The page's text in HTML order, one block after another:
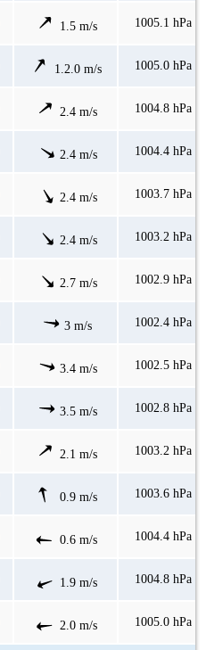
1.5 m/s 1005.1 hPa
1.2.0 m/s 1005.0 hPa
2.4 m/s 1004.8 hPa
2.4 m/s 1004.4 hPa
2.4 m/s 1003.7 hPa
2.4 m/s 1003.2 hPa
2.7 m/s 1002.9 hPa
3 m/s 1002.4 hPa
3.4 m/s 1002.5 hPa
3.5 m/s 1002.8 hPa
2.1 m/s 1003.2 hPa
0.9 m/s 1003.6 hPa
0.6 m/s 1004.4 hPa
1.9 m/s 1004.8 hPa
2.0 m/s 1005.0 hPa